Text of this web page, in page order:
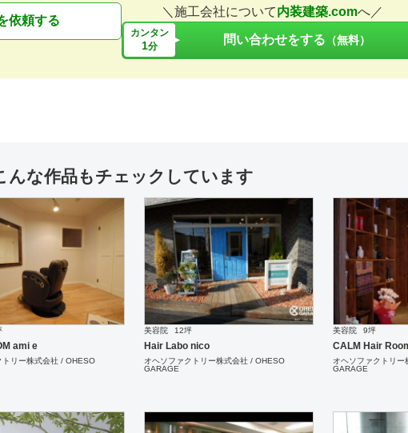
依頼する
＼施工会社について内装建築.comへ／
カンタン
1分 問い合わせをする （無料）
んな作品もチェックしています
ami e
トリー株式会社 / OHESO
美容院 12坪
Hair Labo nico
オヘソファクトリー株式会社 / OHESO
GARAGE
美容院 9坪
CALM Hair
オヘソファクトリ
GARAGE